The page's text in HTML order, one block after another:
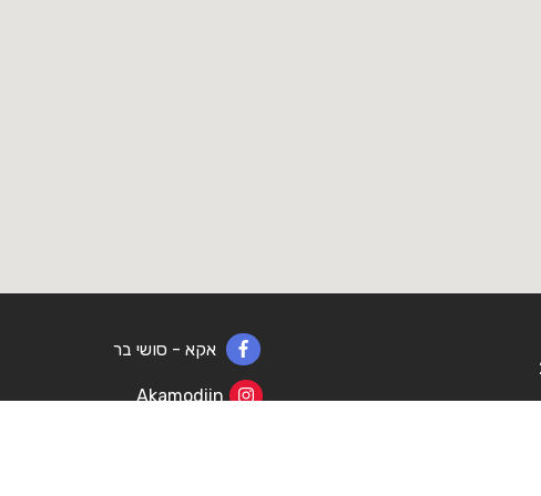
אקא - סושי בר
Akamodiin